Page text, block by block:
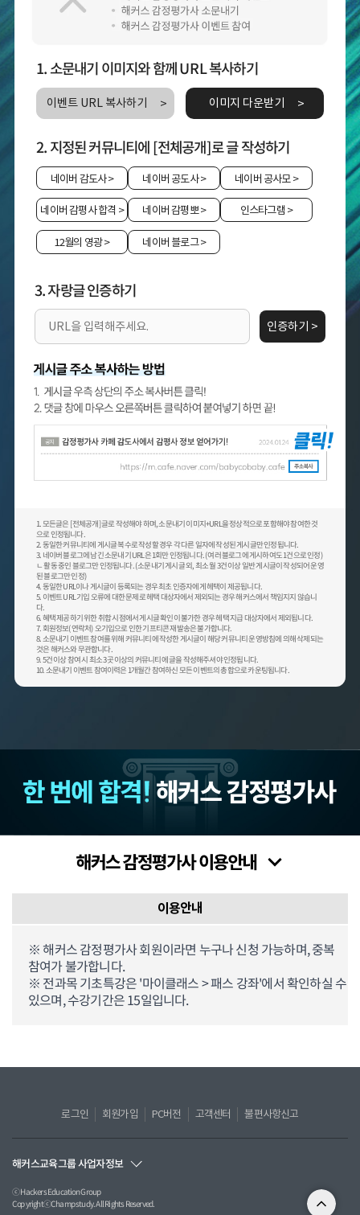
1. 소문내기 이미지와 함께 URL 복사하기
이벤트 URL 복사하기 이미지 다운받기
2. 지정된 커뮤니티에 [전체공개]로 글 작성하기
네이버 감도사> 네이버 공도사> 네이버 공사모>
네이버 감평사 합격 > 네이버 감평뽀> 인스타그램 >
12월의 영광> 네이버 블로그>
3. 자랑글 인증하기
인증하기 >
1. 모든글은 [전체공개] 글로 작성해야 하며, 소문내기 이미지+URL을 정상적으로 포함해야 참여한 것
으로 인정됩니다.
2. 동일한 커뮤니티에 게시글 복수로 작성할 경우 각 다른 일자에 작성된 게시글만 인정됩니다.
3. 네이버 블로그에 남긴 소문내기 URL은 1회만 인정됩니다. (여러 블로그에 게시하여도 1건으로 인정)
ㄴ 활동 중인 블로그만 인정됩니다. (소문내기 게시글 외, 최소 월 3건 이상 일반 게시글이 작성되어 운영
된 블로그만 인정)
4. 동일한 URL이나 게시글이 등록되는 경우 최초 인증자에게 헤택이 제공됩니다.
5. 이벤트 URL 기입 오류에 대한 문제로 헤택 대상자에서 제외되는 경우 해커스에서 책임지지 않습니
다.
6. 혜택 제공하기 위한 취합 시점에서 게시글 확인이 불가한 경우 헤택 지급 대상자에서 제외됩니다.
7. 회원정보(연락처) 오기입으로 인한 기프티콘 재발송은 불가합니다.
8. 소문내기 이벤트 참여를 위해 커뮤니티에 작성한 게시글이 해당 커뮤니티 운영방침에 의해 삭제되는
것은 해커스와 무관합니다.
9. 5건 이상 참여 시 최소 3곳 이상의 커뮤니티에 글을 작성해주셔야 인정됩니다.
10. 소문내기 이벤트 참여이력은 1개월간 참여하신 모든 이벤트의 총합으로 카운팅됩니다.
이용안내
※ 해커스 감정평가사 회원이라면 누구나 신청 가능하며, 중복
참여가 불가합니다.
※ 전과목 기초특강은 '마이클래스 > 패스 강좌'에서 확인하실 수
있으며, 수강기간은 15일입니다.
로그인 회원가입 PC버전 고객센터 불편사항신고
해커스교육그룹 사업자정보
ⓒ Hackers Education Group
CopyrightⓒChampstudy. All Rights Reserved.